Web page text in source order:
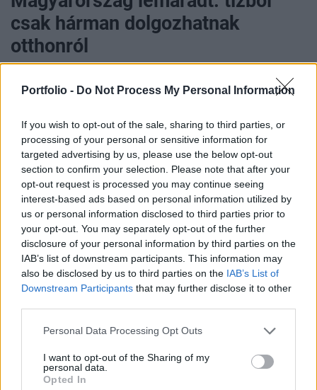
Portfolio - Do Not Process My Personal Information
If you wish to opt-out of the sale, sharing to third parties, or
processing of your personal or sensitive information for
targeted advertising by us, please use the below opt-out
section to confirm your selection. Please note that after your
opt-out request is processed you may continue seeing
interest-based ads based on personal information utilized by
us or personal information disclosed to third parties prior to
your opt-out. You may separately opt-out of the further
disclosure of your personal information by third parties on the
IAB’s list of downstream participants. This information may
also be disclosed by us to third parties on the IAB’s List of
Downstream Participants that may further disclose it to other
Personal Data Processing Opt Outs
I want to opt-out of the Sharing of my
personal data.
Opted In
csak hárman dolgozhatnak
otthonról
A magyar munkavállalók rugalmasságra vágynak,
ugyanakkor a hazai vállalatok még le vannak
maradva ezen a téren. A Randstad Workmonitor
első negyedéves felmérése szerint míg
nemzetközi szinten már tízből négy munkavállaló
dolgozik rugalmas munkarendben, nálunk csak
tízből három. Pedig a dolgozók szerint a távmunka
és rugalmas időbeosztás növeli a hatékonyságot,
ami a vállalatok számára is egyértelmű előnyt
Világszerte még mindig hagyományos munkarendben,
Workmonitor első negyedéves felmérése szerint,
ugyanakkor a munkavállalók 44 százaléka nyilatkozott